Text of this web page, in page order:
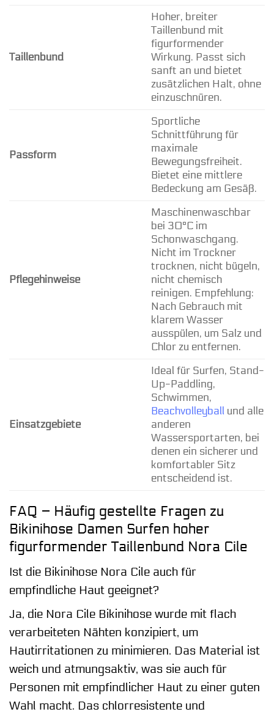
Taillenbund
Hoher, breiter
Taillenbund mit
figurformender
Wirkung. Passt sich
sanft an und bietet
zusätzlichen Halt, ohne
einzuschnüren.
Passform
Sportliche
Schnittführung für
maximale
Bewegungsfreiheit.
Bietet eine mittlere
Bedeckung am Gesäß.
Pflegehinweise
Maschinenwaschbar
bei 30°C im
Schonwaschgang.
Nicht im Trockner
trocknen, nicht bügeln,
nicht chemisch
reinigen. Empfehlung:
Nach Gebrauch mit
klarem Wasser
ausspülen, um Salz und
Chlor zu entfernen.
Einsatzgebiete
Ideal für Surfen, Stand-
Up-Paddling,
Schwimmen,
Beachvolleyballund alle
anderen
Wassersportarten, bei
denen ein sicherer und
komfortabler Sitz
entscheidend ist.
FAQ – Häufig gestellte Fragen zu
Bikinihose Damen Surfen hoher
figurformender Taillenbund Nora Cile
Ist die Bikinihose Nora Cile auch für
empfindliche Haut geeignet?
Ja, die Nora Cile Bikinihose wurde mit flach
verarbeiteten Nähten konzipiert, um
Hautirritationen zu minimieren. Das Material ist
weich und atmungsaktiv, was sie auch für
Personen mit empfindlicher Haut zu einer guten
Wahl macht. Das chlorresistente und